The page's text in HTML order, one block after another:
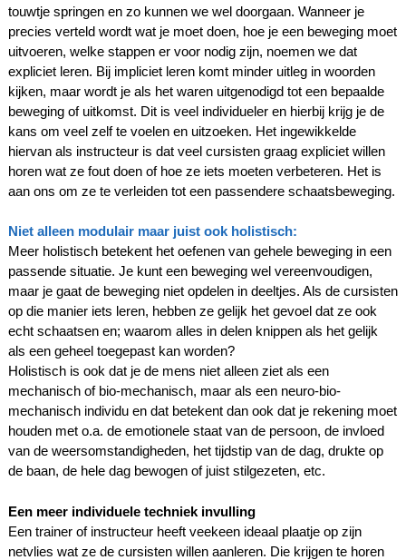
touwtje springen en zo kunnen we wel doorgaan. Wanneer je
precies verteld wordt wat je moet doen, hoe je een beweging moet
uitvoeren, welke stappen er voor nodig zijn, noemen we dat
expliciet leren. Bij impliciet leren komt minder uitleg in woorden
kijken, maar wordt je als het waren uitgenodigd tot een bepaalde
beweging of uitkomst. Dit is veel individueler en hierbij krijg je de
kans om veel zelf te voelen en uitzoeken. Het ingewikkelde
hiervan als instructeur is dat veel cursisten graag expliciet willen
horen wat ze fout doen of hoe ze iets moeten verbeteren. Het is
aan ons om ze te verleiden tot een passendere schaatsbeweging.
Niet alleen modulair maar juist ook holistisch:
Meer holistisch betekent het oefenen van gehele beweging in een
passende situatie. Je kunt een beweging wel vereenvoudigen,
maar je gaat de beweging niet opdelen in deeltjes. Als de cursisten
op die manier iets leren, hebben ze gelijk het gevoel dat ze ook
echt schaatsen en; waarom alles in delen knippen als het gelijk
als een geheel toegepast kan worden?
Holistisch is ook dat je de mens niet alleen ziet als een
mechanisch of bio-mechanisch, maar als een neuro-bio-
mechanisch individu en dat betekent dan ook dat je rekening moet
houden met o.a. de emotionele staat van de persoon, de invloed
van de weersomstandigheden, het tijdstip van de dag, drukte op
de baan, de hele dag bewogen of juist stilgezeten, etc.
Een meer individuele techniek invulling
Een trainer of instructeur heeft veekeen ideaal plaatje op zijn
netvlies wat ze de cursisten willen aanleren. Die krijgen te horen